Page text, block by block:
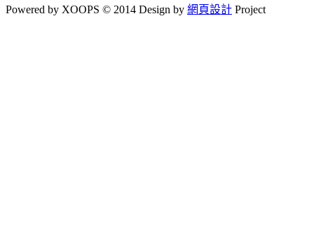
Powered by XOOPS © 2014 Design by 網頁設計 Project